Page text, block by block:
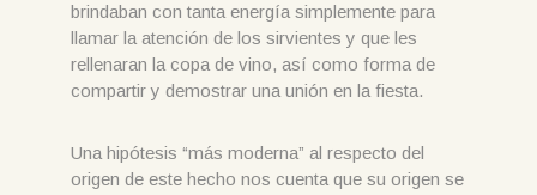
brindaban con tanta energía simplemente para
llamar la atención de los sirvientes y que les
rellenaran la copa de vino, así como forma de
compartir y demostrar una unión en la fiesta.
Una hipótesis “más moderna” al respecto del
origen de este hecho nos cuenta que su origen se